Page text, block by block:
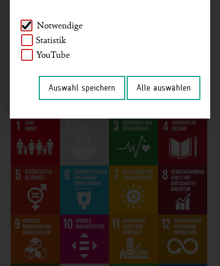
Naher Osten
Agenda 2030
Artikel zu diesen SDGs finden:
Notwendige
Statistik
YouTube
Auswahl speichern Alle auswählen